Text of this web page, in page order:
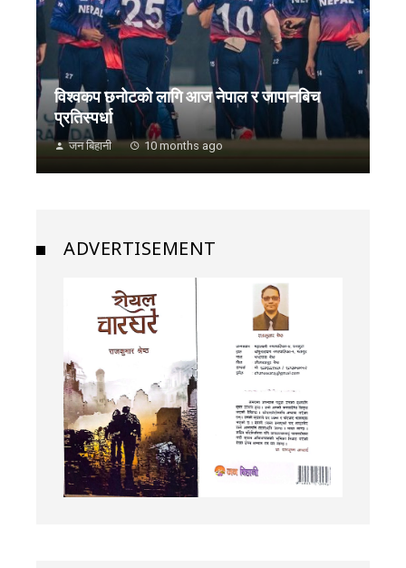
विश्वकप छनोटकाे लागि आज नेपाल र जापानबिच
प्रतिस्पर्धा
जन बिहानी 10 months ago
ADVERTISEMENT